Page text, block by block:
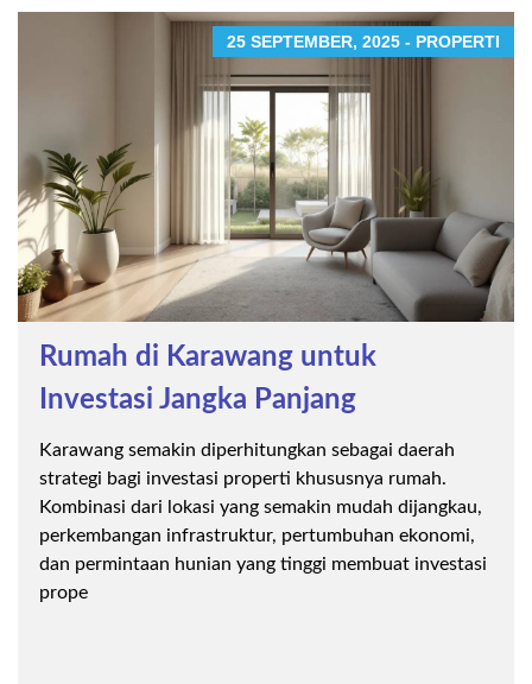
25 SEPTEMBER, 2025 - PROPERTI
Rumah di Karawang untuk
Investasi Jangka Panjang
Karawang semakin diperhitungkan sebagai daerah
strategi bagi investasi properti khususnya rumah.
Kombinasi dari lokasi yang semakin mudah dijangkau,
perkembangan infrastruktur, pertumbuhan ekonomi,
dan permintaan hunian yang tinggi membuat investasi
prope